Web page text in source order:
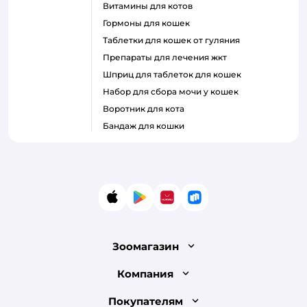
витамины для котов
гормоны для кошек
таблетки для кошек от гуляния
препараты для лечения жкт
шприц для таблеток для кошек
набор для сбора мочи у кошек
воротник для кота
бандаж для кошки
App StoreGoogle Play
AppGallery
RuStore
Зоомагазин
Лицензия
Компания
О компании
Покупателям